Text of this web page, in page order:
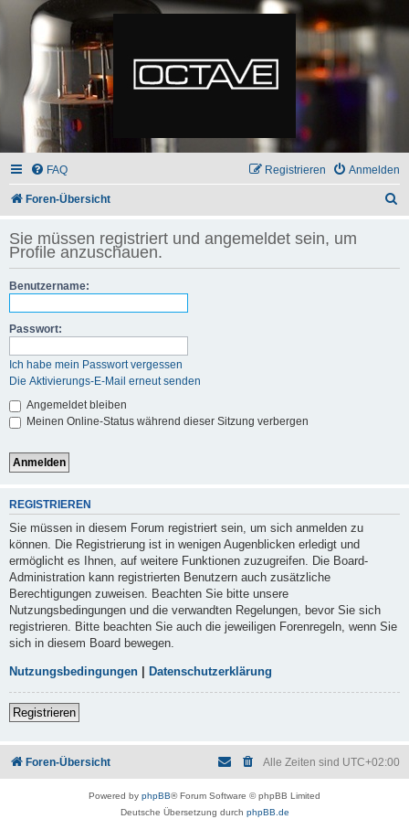
FAQ Anmelden
Registrieren
Foren-Übersicht
h
Sie müssen registriert und angemeldet sein, um
Profile anzuschauen.
Benutzername:
Passwort:
Ich habe mein Passwort vergessen
Die Aktivierungs-E-Mail erneut senden
Angemeldet bleiben
Meinen Online-Status während dieser Sitzung verbergen
REGISTRIEREN
Sie müssen in diesem Forum registriert sein, um sich anmelden zu
können. Die Registrierung ist in wenigen Augenblicken erledigt und
ermöglicht es Ihnen, auf weitere Funktionen zuzugreifen. Die Board-
Administration kann registrierten Benutzern auch zusätzliche
Berechtigungen zuweisen. Beachten Sie bitte unsere
Nutzungsbedingungen und die verwandten Regelungen, bevor Sie sich
registrieren. Bitte beachten Sie auch die jeweiligen Forenregeln, wenn Sie
sich in diesem Board bewegen.
Nutzungsbedingungen Datenschutzerklärung
Registrieren
Foren-Übersicht Alle Zeiten sind UTC+02:00
Powered by phpBB® Forum Software © phpBB Limited
Deutsche Übersetzung durch phpBB.de